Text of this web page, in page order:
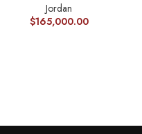
Jordan
$165,000.00